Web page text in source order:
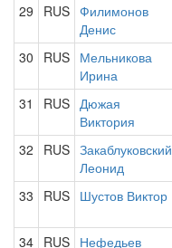
29 RUS Филимонов
Денис
30 RUS Мельникова
Ирина
31 RUS Дюжая
Виктория
32 RUS Закаблуковский
Леонид
33 RUS Шустов Виктор
34 RUS Нефедьев